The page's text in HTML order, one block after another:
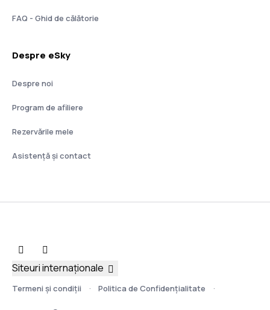
FAQ - Ghid de călătorie
Despre eSky
Despre noi
Program de afiliere
Rezervările mele
Asistenţă şi contact
Termeni şi condiţii Politica de Confidențialitate
Siteuri internaționale